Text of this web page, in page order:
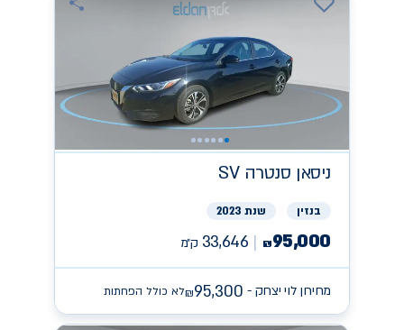
ניסאן SV סנטרה
בנזין שנת 2023
₪95,000
33,646 ק״מ
מחירון לוי יצחק - ₪95,300 לא כולל הפחתות